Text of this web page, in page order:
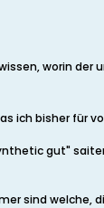
worin
ich bisher für
gut"
sind welche,